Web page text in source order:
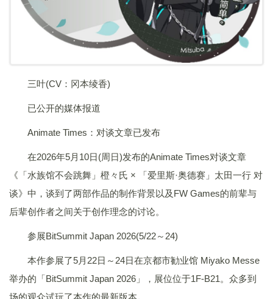
三叶(CV：冈本绫香)
已公开的媒体报道
Animate Times：对谈文章已发布
在2026年5月10日(周日)发布的Animate Times对谈文章
《「水族馆不会跳舞」橙々氏 × 「爱里斯·奥德赛」太田一行 对
谈》中，谈到了两部作品的制作背景以及FW Games的前辈与
后辈创作者之间关于创作理念的讨论。
参展BitSummit Japan 2026(5/22～24)
本作参展了5月22日～24日在京都市勧业馆 Miyako Messe
举办的「BitSummit Japan 2026」，展位位于1F-B21。众多到
场的观众试玩了本作的最新版本。